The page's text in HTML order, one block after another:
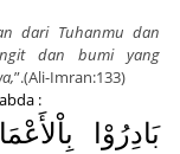
dari Tuhanmu dan
dan bumi yang
”.(Ali-Imran:133)
:
بَادِرُوْا